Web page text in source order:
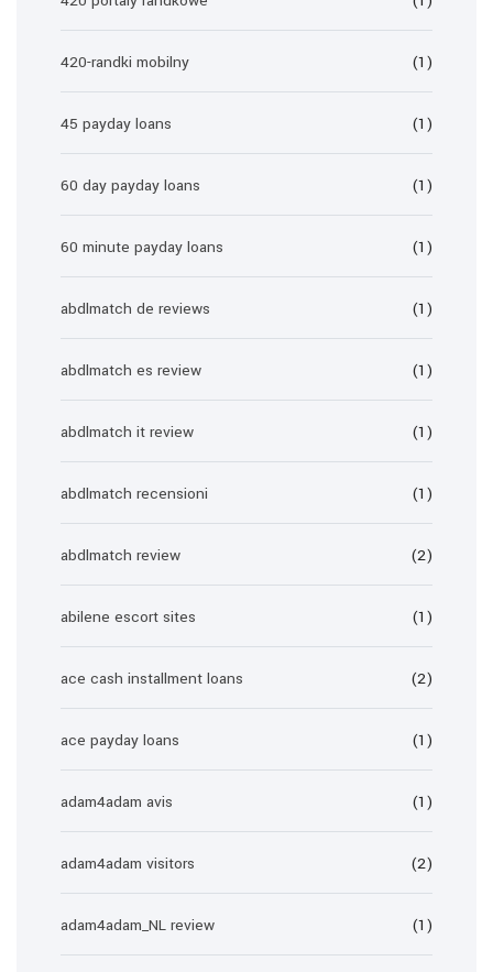
420-randki mobilny (1)
45 payday loans (1)
60 day payday loans (1)
60 minute payday loans (1)
abdlmatch de reviews (1)
abdlmatch es review (1)
abdlmatch it review (1)
abdlmatch recensioni (1)
abdlmatch review (2)
abilene escort sites (1)
ace cash installment loans (2)
ace payday loans (1)
adam4adam avis (1)
adam4adam visitors (2)
adam4adam_NL review (1)